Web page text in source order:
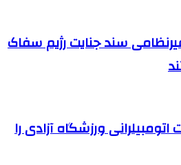
سند جنایت رژیم سفاک
ورزشگاه آزادی را